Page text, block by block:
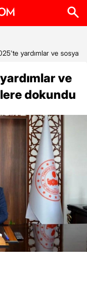
yardımlar ve sosyal
ve
dokundu